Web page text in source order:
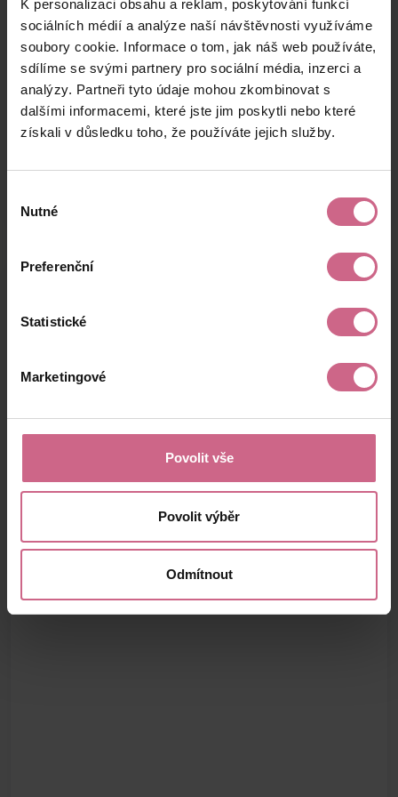
K personalizaci obsahu a reklam, poskytování funkcí
sociálních médií a analýze naší návštěvnosti využíváme
soubory cookie. Informace o tom, jak náš web používáte,
sdílíme se svými partnery pro sociální média, inzerci a
analýzy. Partneři tyto údaje mohou zkombinovat s
dalšími informacemi, které jste jim poskytli nebo které
získali v důsledku toho, že používáte jejich služby.
souhlasu
Nutné
Preferenční
Statistické
Marketingové
Povolit vše
Povolit výběr
Odmítnout
P****
K****
7. 7. 2026
19:31:49
M****
K****
5 €
7. 7. 2026
19:30:32
0 €
M****
N****
84 €
7. 7. 2026
19:09:53
10 €
keyboard_arrow_left keyboard_arrow_right